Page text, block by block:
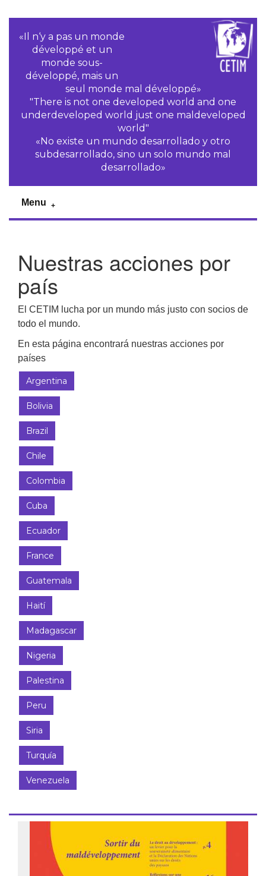
«Il n‘y a pas un monde
développé et un
monde sous-
développé, mais un
seul monde mal développé»
"There is not one developed world and one
underdeveloped world just one maldeveloped
world"
«No existe un mundo desarrollado y otro
subdesarrollado, sino un solo mundo mal
desarrollado»
Menu
Nuestras acciones por
país
El CETIM lucha por un mundo más justo con socios de
todo el mundo.
En esta página encontrará nuestras acciones por
países
Argentina
Bolivia
Brazil
Chile
Colombia
Cuba
Ecuador
France
Guatemala
Haití
Madagascar
Nigeria
Palestina
Peru
Siria
Turquía
Venezuela